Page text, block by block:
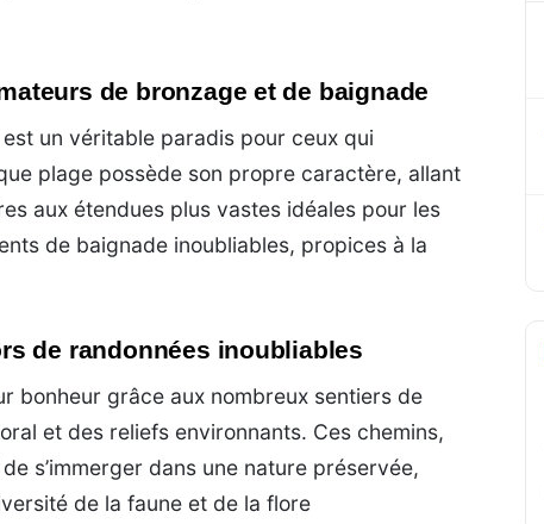
de bronzage et de baignade
un véritable paradis pour ceux qui
plage possède son propre caractère, allant
aux étendues plus vastes idéales pour les
de baignade inoubliables, propices à la
de randonnées inoubliables
bonheur grâce aux nombreux sentiers de
et des reliefs environnants. Ces chemins,
s’immerger dans une nature préservée,
de la faune et de la flore